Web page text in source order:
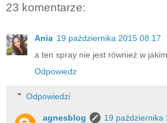
23 komentarze:
Ania 19 października 2015 08:17
a ten spray nie jest również w
Odpowiedz
Odpowiedzi
agnesblog
19 października